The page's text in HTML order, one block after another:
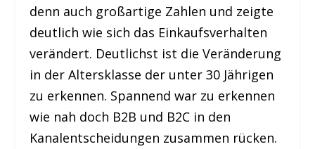
denn auch großartige Zahlen und zeigte
deutlich wie sich das Einkaufsverhalten
verändert. Deutlichst ist die Veränderung
in der Altersklasse der unter 30 Jährigen
zu erkennen. Spannend war zu erkennen
wie nah doch B2B und B2C in den
Kanalentscheidungen zusammen rücken.